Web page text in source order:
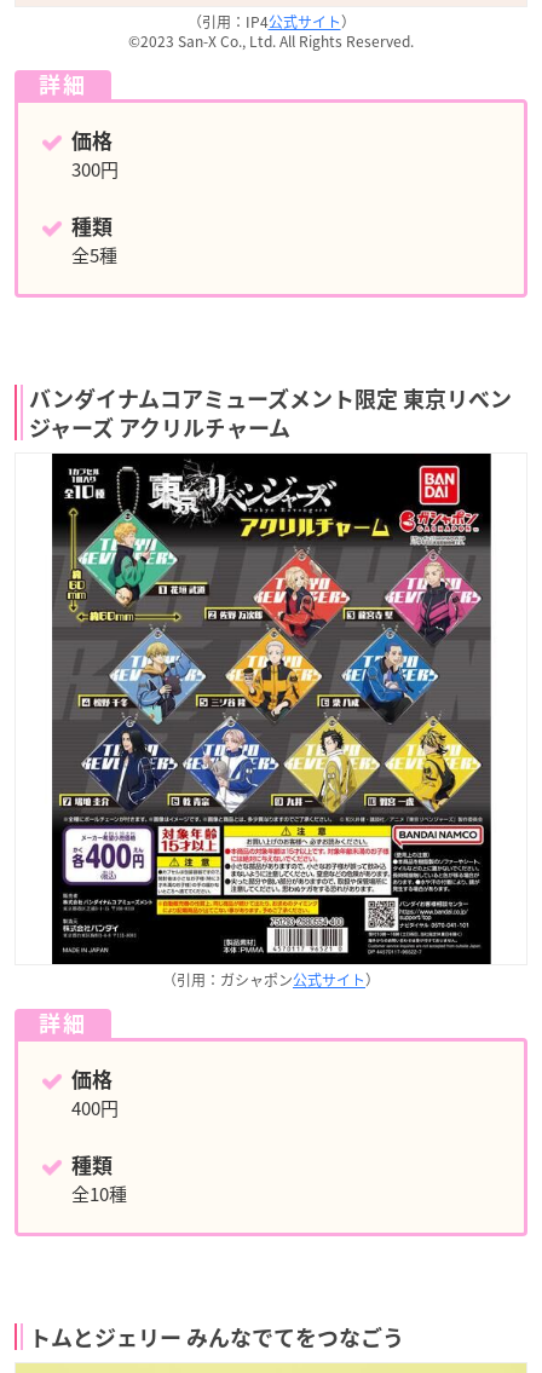
（引用：IP4公式サイト）
©2023 San-X Co., Ltd. All Rights Reserved.
詳細
価格
300円
種類
全5種
バンダイナムコアミューズメント限定 東京リベン
ジャーズ アクリルチャーム
（引用：ガシャポン公式サイト）
詳細
価格
400円
種類
全10種
トムとジェリー みんなでてをつなごう